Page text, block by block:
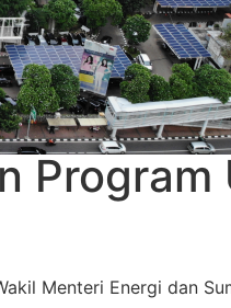
Menteri Energi dan